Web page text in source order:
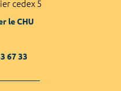
cedex 5
le CHU
67 33